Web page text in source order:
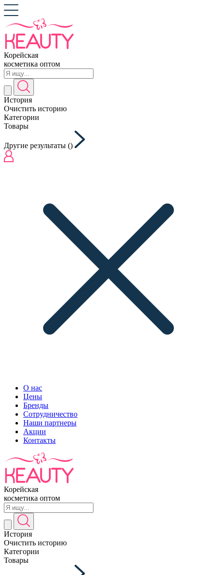
Корейская
косметика оптом
История
Очистить историю
Категории
Товары
Другие результаты ()
О нас
Цены
Бренды
Сотрудничество
Наши партнеры
Акции
Контакты
Корейская
косметика оптом
История
Очистить историю
Категории
Товары